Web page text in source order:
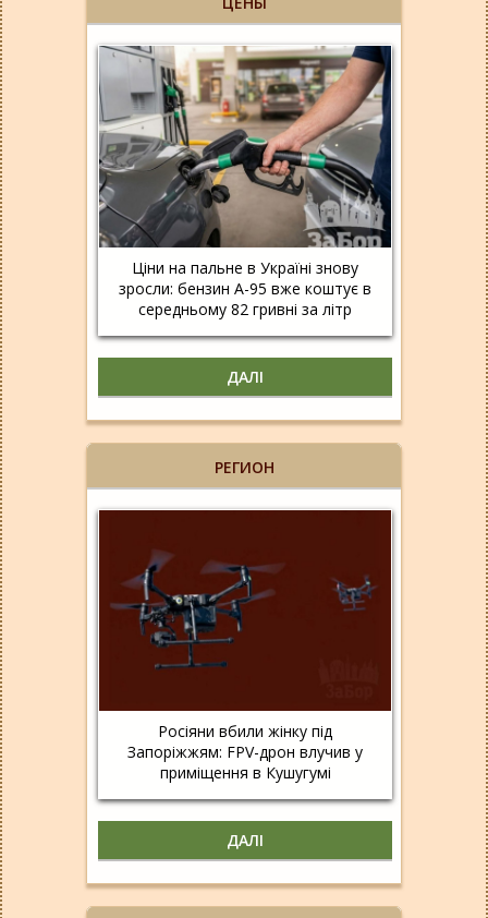
Ціни на пальне в Україні знову
зросли: бензин А-95 вже коштує в
середньому 82 гривні за літр
ДАЛІ
РЕГИОН
Росіяни вбили жінку під
Запоріжжям: FPV-дрон влучив у
приміщення в Кушугумі
ДАЛІ